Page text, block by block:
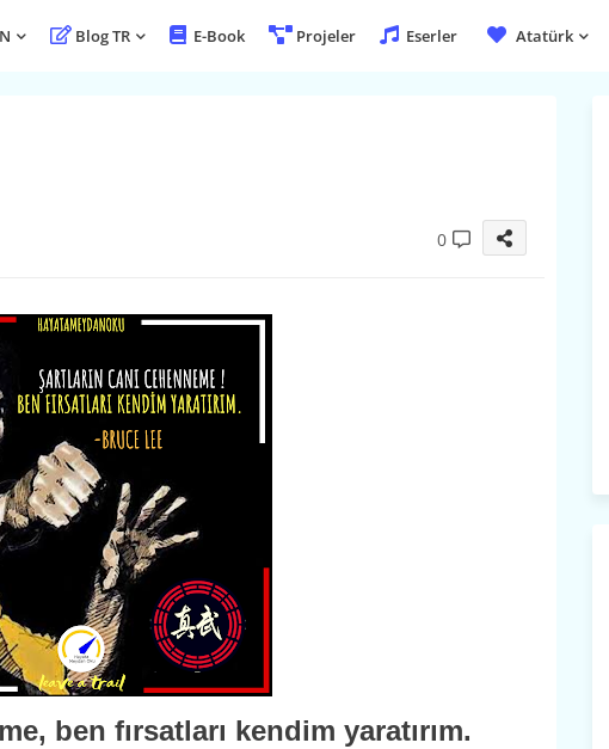
Blog TR E-Book Projeler Eserler Atatürk
0
ben fırsatları kendim yaratırım.